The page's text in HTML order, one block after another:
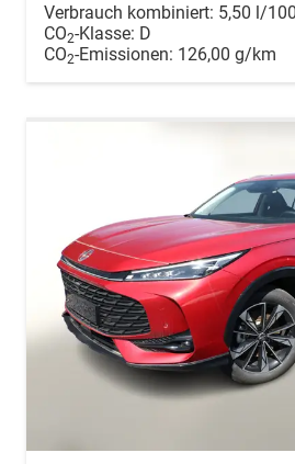
Verbrauch kombiniert: 5,50 l/
CO2-Klasse: D
CO2-Emissionen: 126,00 g/km